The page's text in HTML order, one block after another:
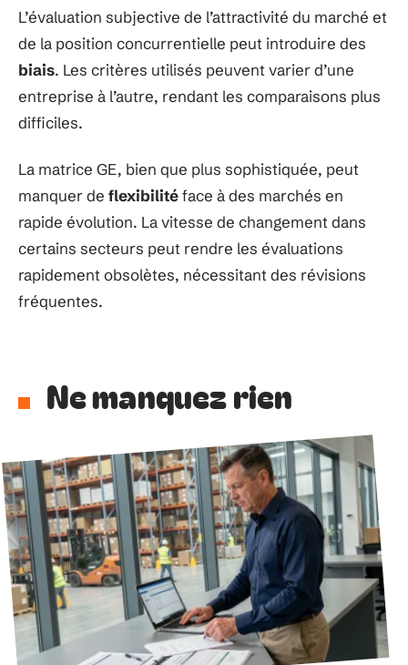
L’évaluation subjective de l’attractivité du marché et
de la position concurrentielle peut introduire des
biais. Les critères utilisés peuvent varier d’une
entreprise à l’autre, rendant les comparaisons plus
difficiles.
La matrice GE, bien que plus sophistiquée, peut
manquer de flexibilitéface à des marchés en
rapide évolution. La vitesse de changement dans
certains secteurs peut rendre les évaluations
rapidement obsolètes, nécessitant des révisions
fréquentes.
Ne manquez rien